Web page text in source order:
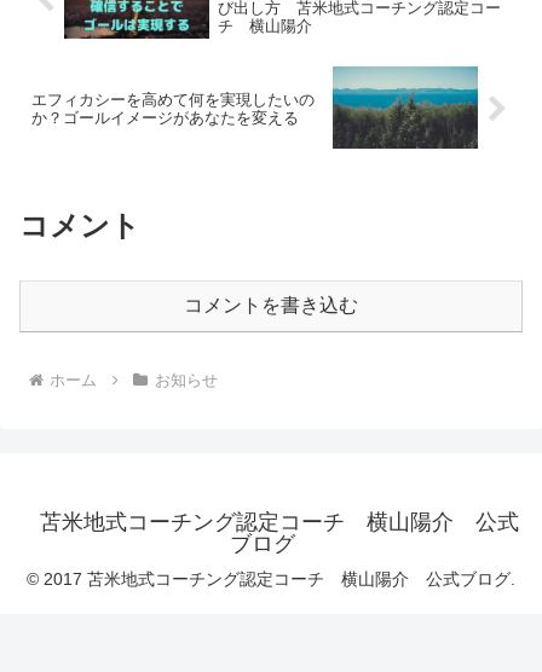
び出し方 苫米地式コーチング認定コー
チ 横山陽介
エフィカシーを高めて何を実現したいの
か？ゴールイメージがあなたを変える
コメント
コメントを書き込む
ホーム お知らせ
苫米地式コーチング認定コーチ 横山陽介 公式
ブログ
© 2017 苫米地式コーチング認定コーチ 横山陽介 公式ブログ.